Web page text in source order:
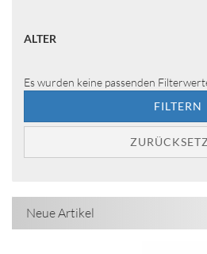
ALTER
ALTER
Es wurden keine passenden
FILTERN
Neue Artikel